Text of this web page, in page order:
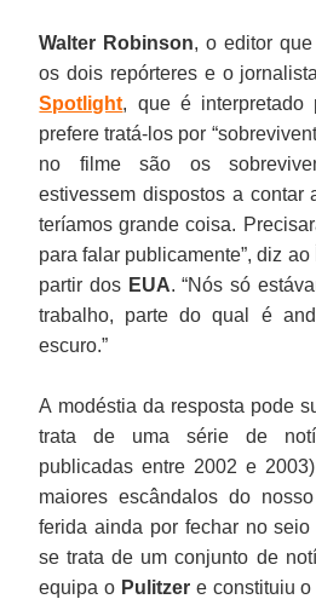
Walter Robinson, o editor
os dois repórteres e o
Spotlight, que é interpretado
prefere tratá-los por
no filme são os
estivessem dispostos a contar
teríamos grande coisa.
para falar publicamente”, diz ao
partir dos EUA. “Nós só
trabalho, parte do qual é
escuro.”
A modéstia da resposta pode
trata de uma série de
publicadas entre 2002 e
maiores escândalos do
ferida ainda por fechar no seio
se trata de um conjunto de
equipa o Pulitzere constituiu o